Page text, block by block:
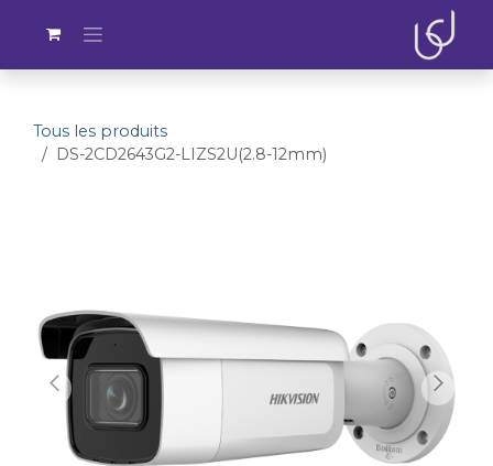
Tous les produits
DS-2CD2643G2-LIZS2U(2.8-12mm)